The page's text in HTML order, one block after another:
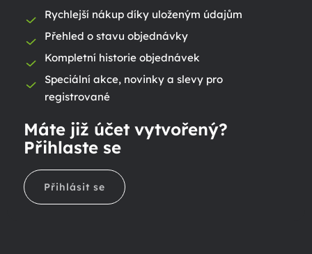
Rychlejší nákup díky uloženým údajům
Přehled o stavu objednávky
Kompletní historie objednávek
Speciální akce, novinky a slevy pro
registrované
Máte již účet vytvořený?
Přihlaste se
Přihlásit se